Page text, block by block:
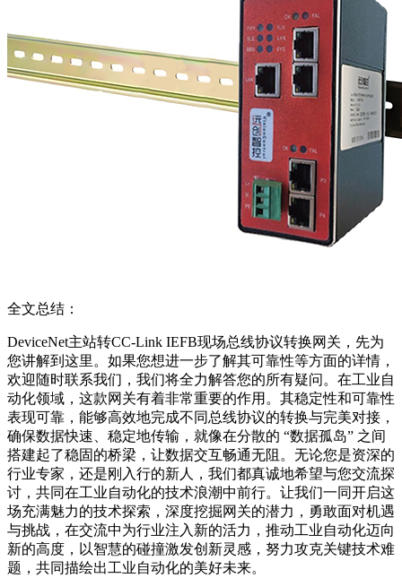
全文总结：
DeviceNet主站转CC-Link IEFB现场总线协议转换网关，先为
您讲解到这里。如果您想进一步了解其可靠性等方面的详情，
欢迎随时联系我们，我们将全力解答您的所有疑问。在工业自
动化领域，这款网关有着非常重要的作用。其稳定性和可靠性
表现可靠，能够高效地完成不同总线协议的转换与完美对接，
确保数据快速、稳定地传输，就像在分散的 “数据孤岛” 之间
搭建起了稳固的桥梁，让数据交互畅通无阻。无论您是资深的
行业专家，还是刚入行的新人，我们都真诚地希望与您交流探
讨，共同在工业自动化的技术浪潮中前行。让我们一同开启这
场充满魅力的技术探索，深度挖掘网关的潜力，勇敢面对机遇
与挑战，在交流中为行业注入新的活力，推动工业自动化迈向
新的高度，以智慧的碰撞激发创新灵感，努力攻克关键技术难
题，共同描绘出工业自动化的美好未来。